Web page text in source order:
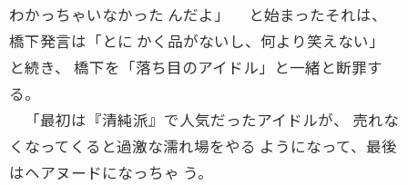
わかっちゃいなかった んだよ」 と始まったそれは、
橋下発言は「とに かく品がないし、何より笑えない」
と続き、 橋下を「落ち目のアイドル」と一緒と断罪す
る。
「最初は『清純派』で人気だったアイドルが、 売れな
くなってくると過激な濡れ場をやる ようになって、最後
はヘアヌードになっちゃ う。